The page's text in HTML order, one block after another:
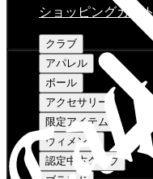
ショッピングカート
クラブ
アパレル
ボール
アクセサリー
限定アイテム
ウィメンズ
認定中古クラブ